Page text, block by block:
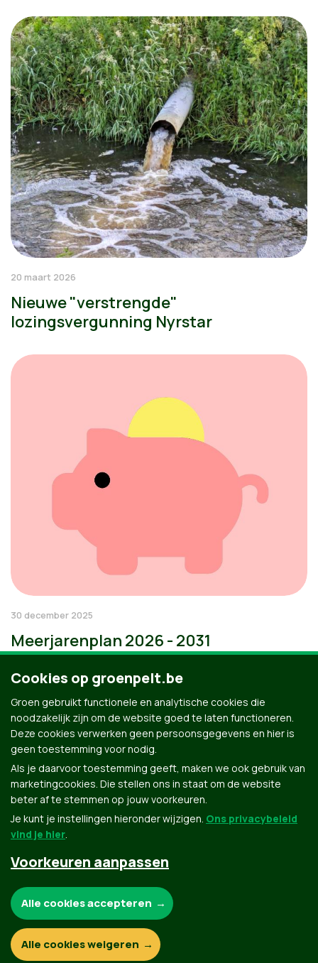
20 maart 2026
Nieuwe "verstrengde"
lozingsvergunning Nyrstar
30 december 2025
Meerjarenplan 2026 - 2031
Groen.be
© Copyright Groen 2026 | Gemaakt met NationBuilder
Contact Privacybeleid
Cookies op groenpelt.be
Groen gebruikt functionele en analytische cookies die
noodzakelijk zijn om de website goed te laten functioneren.
Deze cookies verwerken geen persoonsgegevens en hier is
geen toestemming voor nodig.
Als je daarvoor toestemming geeft, maken we ook gebruik van
marketingcookies. Die stellen ons in staat om de website
beter af te stemmen op jouw voorkeuren.
Je kunt je instellingen hieronder wijzigen. Ons privacybeleid
vind je hier.
Voorkeuren aanpassen
Functionele en analytische cookies:
Alle cookies accepteren
Alle cookies weigeren